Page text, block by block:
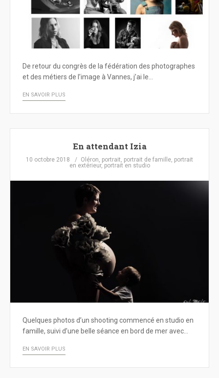
De retour du congrès de la fédération des photographes
et des métiers de l’image à Vannes, j’ai le…
EN SAVOIR PLUS
En attendant Izia
10 octobre 2018 Oléron, portrait, portrait de famille, portrait
en extérieur, portrait en studio
Quelques photos d’un shooting commencé en studio en
famille, suivi d’une belle séance en bord de mer avec…
EN SAVOIR PLUS